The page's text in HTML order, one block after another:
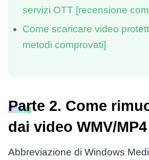
servizi OTT [recensione
Come scaricare video
metodi comprovati]
Parte 2. Come
dai video WMV/
Abbreviazione di Windows